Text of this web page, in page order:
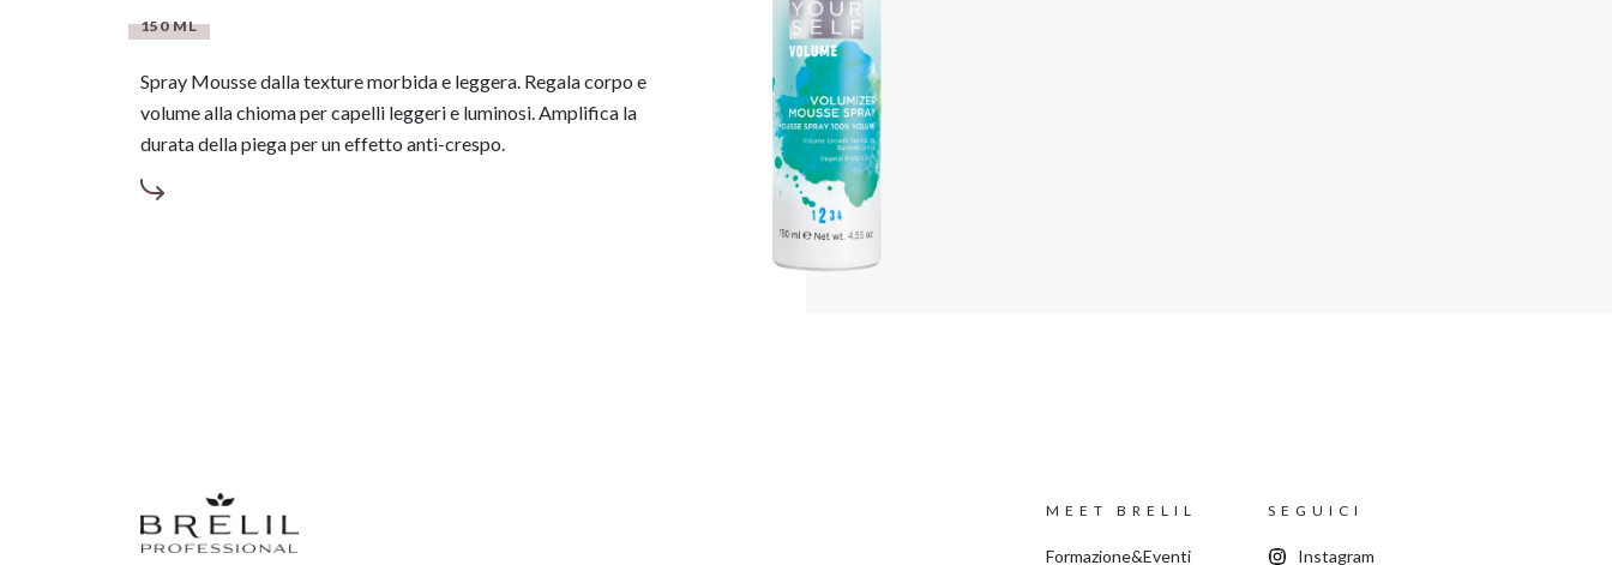
150 ML
Spray Mousse dalla texture morbida e leggera. Regala corpo e
volume alla chioma per capelli leggeri e luminosi. Amplifica la
durata della piega per un effetto anti-crespo.
MEET BRELIL
Formazione&Eventi
SEGUICI
Instagram